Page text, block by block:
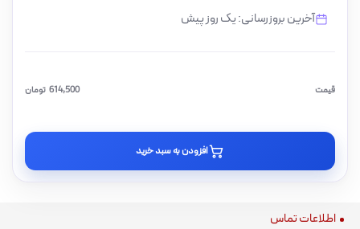
آخرین بروزرسانی: یک روز پیش
قیمت تومان 614,500
افزودن به سبد خرید
اطلاعات تماس